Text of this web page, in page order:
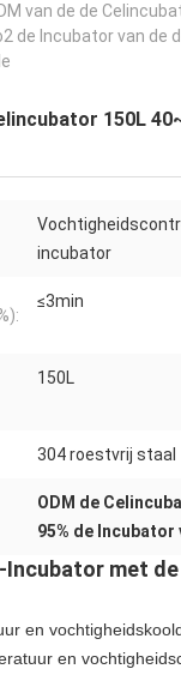
van de de
de Incubator van de
150L
incubator
≤3min
150L
304 roestvrij staal
ODM de
95% de
Incubator met
en
en